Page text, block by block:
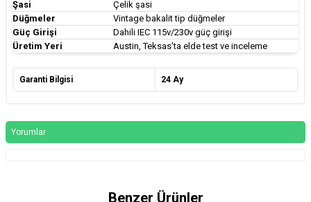
Şasi
Çelik şasi
Düğmeler
Vintage bakalit tip düğmeler
Güç Girişi
Dahili IEC 115v/230v güç girişi
Üretim Yeri
Austin, Teksas'ta elde test ve inceleme
Garanti Bilgisi 24 Ay
Yorumlar
Benzer Ürünler